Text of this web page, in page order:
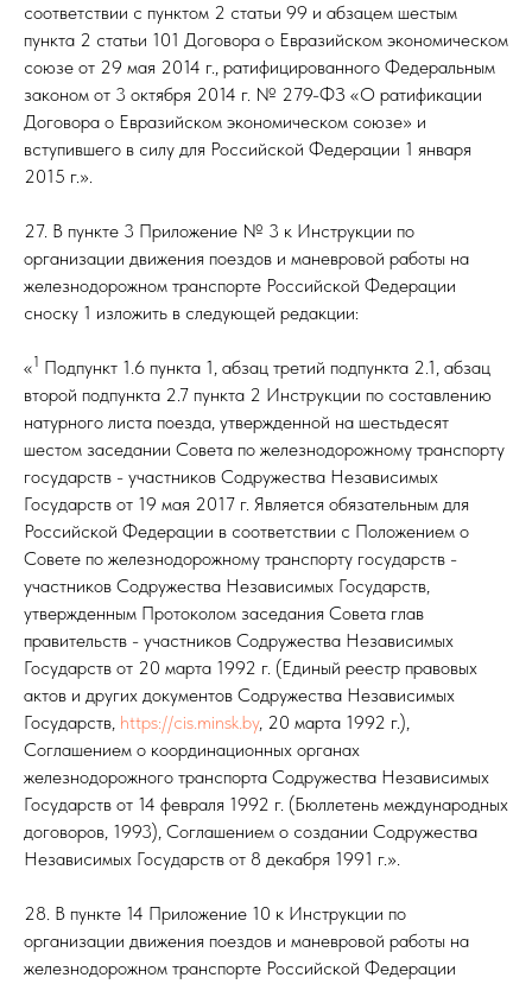
соответствии с пунктом 2 статьи 99 и абзацем шестым
пункта 2 статьи 101 Договора о Евразийском экономическом
союзе от 29 мая 2014 г., ратифицированного Федеральным
законом от 3 октября 2014 г. № 279-ФЗ «О ратификации
Договора о Евразийском экономическом союзе» и
вступившего в силу для Российской Федерации 1 января
2015 г.».
27. В пункте 3 Приложение № 3 к Инструкции по
организации движения поездов и маневровой работы на
железнодорожном транспорте Российской Федерации
сноску 1 изложить в следующей редакции:
«1 Подпункт 1.6 пункта 1, абзац третий подпункта 2.1, абзац
второй подпункта 2.7 пункта 2 Инструкции по составлению
натурного листа поезда, утвержденной на шестьдесят
шестом заседании Совета по железнодорожному транспорту
государств - участников Содружества Независимых
Государств от 19 мая 2017 г. Является обязательным для
Российской Федерации в соответствии с Положением о
Совете по железнодорожному транспорту государств -
участников Содружества Независимых Государств,
утвержденным Протоколом заседания Совета глав
правительств - участников Содружества Независимых
Государств от 20 марта 1992 г. (Единый реестр правовых
актов и других документов Содружества Независимых
Государств, https://cis.minsk.by, 20 марта 1992 г.),
Соглашением о координационных органах
железнодорожного транспорта Содружества Независимых
Государств от 14 февраля 1992 г. (Бюллетень международных
договоров, 1993), Соглашением о создании Содружества
Независимых Государств от 8 декабря 1991 г.».
28. В пункте 14 Приложение 10 к Инструкции по
организации движения поездов и маневровой работы на
железнодорожном транспорте Российской Федерации